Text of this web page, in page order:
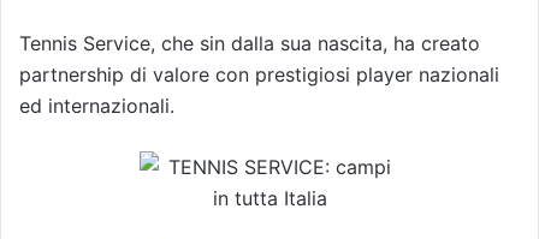
Tennis Service, che sin dalla sua nascita, ha creato
partnership di valore con prestigiosi player nazionali
ed internazionali.